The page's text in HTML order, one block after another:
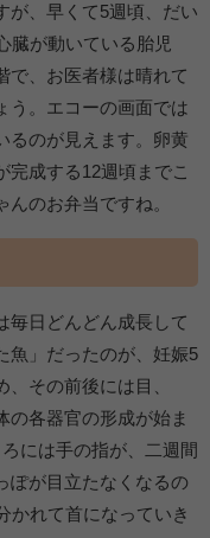
が、早くて5週頃、だい
臓が動いている胎児
で、お医者様は晴れて
う。エコーの画面では
るのが見えます。卵黄
成する12週頃までこ
のお弁当ですね。
毎日どんどん成長して
魚」だったのが、妊娠5
その前後には目、
の各器官の形成が始ま
には手の指が、二週間
ぽが目立たなくなるの
かれて首になっていき